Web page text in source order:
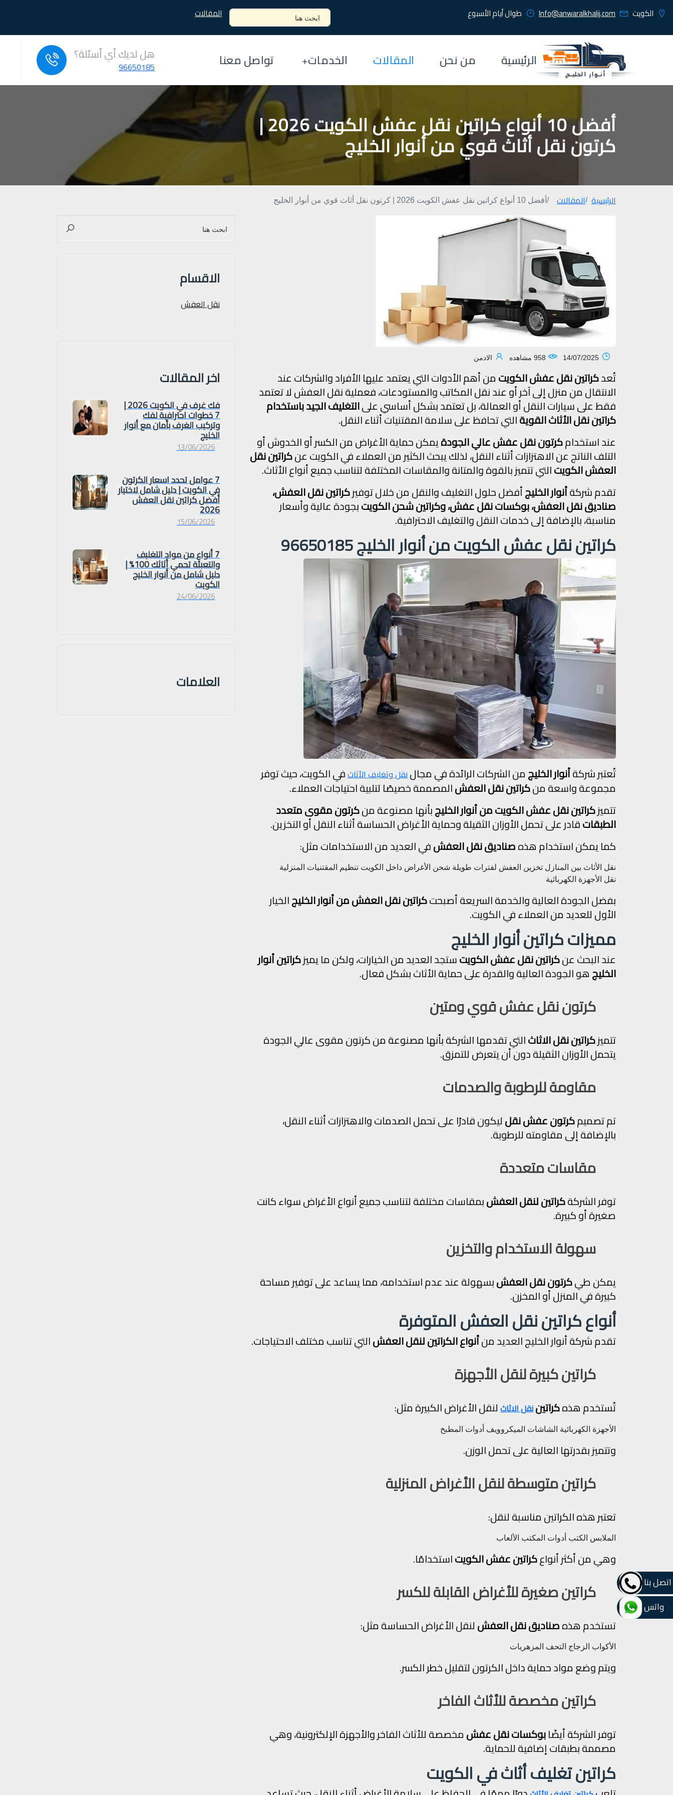
الكويت Info@anwaralkhalij.com طوال أيام الأسبوع المقالات
الرئيسية من نحن المقالات الخدمات تواصل معنا هل لديك أي أسئلة؟
96650185
أفضل 10 أنواع كراتين نقل عفش الكويت 2026 |
كرتون نقل أثاث قوي من أنوار الخليج
الرئيسية المقالات أفضل 10 أنواع كراتين نقل عفش الكويت 2026 | كرتون نقل أثاث قوي من أنوار الخليج
الادمن
تُعدكراتين نقل عفش الكويتمن أهم الأدوات التي يعتمد عليها الأفراد والشركات عند
الانتقال من منزل إلى آخر أو عند نقل المكاتب والمستودعات، فعملية نقل العفش لا تعتمد
فقط على سيارات النقل أو العمالة، بل تعتمد بشكل أساسي علىالتغليف الجيد باستخدام
كراتين نقل الأثاث القويةالتي تحافظ على سلامة المقتنيات أثناء النقل.
عند استخدامكرتون نقل عفش عالي الجودةيمكن حماية الأغراض من الكسر أو الخدوش أو
التلف الناتج عن الاهتزازات أثناء النقل، لذلك يبحث الكثير من العملاء في الكويت عنكراتين نقل
العفش الكويتالتي تتميز بالقوة والمتانة والمقاسات المختلفة لتناسب جميع أنواع الأثاث.
تقدم شركةأنوار الخليجأفضل حلول التغليف والنقل من خلال توفيركراتين نقل العفش،
صناديق نقل العفش، بوكسات نقل عفش، وكراتين شحن الكويتبجودة عالية وأسعار
مناسبة، بالإضافة إلى خدمات النقل والتغليف الاحترافية.
كراتين نقل عفش الكويت من أنوار الخليج 96650185
تُعتبر شركةأنوار الخليجمن الشركات الرائدة في مجالنقل وتغليف الأثاثفي الكويت، حيث توفر
مجموعة واسعة منكراتين نقل العفشالمصممة خصيصًا لتلبية احتياجات العملاء.
تتميزكراتين نقل عفش الكويت من أنوار الخليجبأنها مصنوعة منكرتون مقوى متعدد
الطبقاتقادر على تحمل الأوزان الثقيلة وحماية الأغراض الحساسة أثناء النقل أو التخزين.
كما يمكن استخدام هذهصناديق نقل العفشفي العديد من الاستخدامات مثل:
نقل الأثاث بين المنازل تخزين العفش لفترات طويلة شحن الأغراض داخل الكويت تنظيم المقتنيات المنزلية
نقل الأجهزة الكهربائية
بفضل الجودة العالية والخدمة السريعة أصبحتكراتين نقل العفش من أنوار الخليجالخيار
الأول للعديد من العملاء في الكويت.
مميزات كراتين أنوار الخليج
عند البحث عنكراتين نقل عفش الكويتستجد العديد من الخيارات، ولكن ما يميزكراتين أنوار
الخليجهو الجودة العالية والقدرة على حماية الأثاث بشكل فعال.
كرتون نقل عفش قوي ومتين
تتميزكراتين نقل الاثاثالتي تقدمها الشركة بأنها مصنوعة من كرتون مقوى عالي الجودة
يتحمل الأوزان الثقيلة دون أن يتعرض للتمزق.
مقاومة للرطوبة والصدمات
تم تصميمكرتون عفش نقلليكون قادرًا على تحمل الصدمات والاهتزازات أثناء النقل،
بالإضافة إلى مقاومته للرطوبة.
مقاسات متعددة
توفر الشركةكراتين لنقل العفشبمقاسات مختلفة لتناسب جميع أنواع الأغراض سواء كانت
صغيرة أو كبيرة.
سهولة الاستخدام والتخزين
يمكن طيكرتون نقل العفشبسهولة عند عدم استخدامه، مما يساعد على توفير مساحة
كبيرة في المنزل أو المخزن.
أنواع كراتين نقل العفش المتوفرة
تقدم شركة أنوار الخليج العديد منأنواع الكراتين لنقل العفشالتي تناسب مختلف الاحتياجات.
كراتين كبيرة لنقل الأجهزة
تُستخدم هذهكراتيننقل الاثاث لنقل الأغراض الكبيرة مثل:
الأجهزة الكهربائية الشاشات الميكروويف أدوات المطبخ
وتتميز بقدرتها العالية على تحمل الوزن.
كراتين متوسطة لنقل الأغراض المنزلية
تعتبر هذه الكراتين مناسبة لنقل:
الملابس الكتب أدوات المكتب الألعاب
وهي من أكثر أنواعكراتين عفش الكويتاستخدامًا.
كراتين صغيرة للأغراض القابلة للكسر
تستخدم هذهصناديق نقل العفشلنقل الأغراض الحساسة مثل:
الأكواب الزجاج التحف المزهريات
ويتم وضع مواد حماية داخل الكرتون لتقليل خطر الكسر.
كراتين مخصصة للأثاث الفاخر
توفر الشركة أيضًابوكسات نقل عفشمخصصة للأثاث الفاخر والأجهزة الإلكترونية، وهي
مصممة بطبقات إضافية للحماية.
كراتين تغليف أثاث في الكويت
الاقسام
نقل العفش
اخر المقالات
فك غرف في الكويت 2026 |
7 خطوات احترافية لفك
وتركيب الغرف بأمان مع أنوار
الخليج
13/06/2026
7 عوامل تحدد اسعار الكرتون
في الكويت | دليل شامل لاختيار
أفضل كراتين نقل العفش
2026
15/06/2026
7 أنواع من مواد التغليف
والتعبئة تحمي أثاثك 100% |
دليل شامل من أنوار الخليج
الكويت
24/06/2026
العلامات
اتصل بنا
واتس